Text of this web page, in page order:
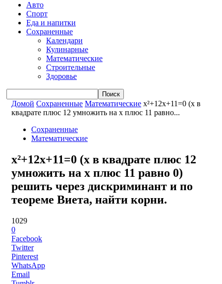
Авто
Спорт
Еда и напитки
Сохраненные
Календари
Кулинарные
Математические
Строительные
Здоровье
Домой Сохраненные Математические x²+12x+11=0 (x в
квадрате плюс 12 умножить на x плюс 11 равно...
Сохраненные
Математические
x²+12x+11=0 (x в квадрате плюс 12
умножить на x плюс 11 равно 0)
решить через дискриминант и по
теореме Виета, найти корни.
1029
0
Facebook
Twitter
Pinterest
WhatsApp
Email